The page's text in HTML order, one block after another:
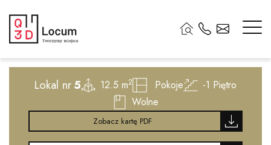
Lokal nr5 12.5 m2 Pokoje -1 Piętro
Wolne
Zobacz kartę PDF
2